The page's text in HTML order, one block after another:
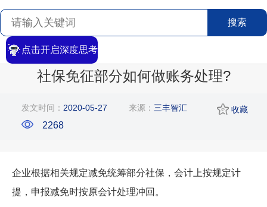
搜索
点击开启深度思考
首页 > 搜索 > 文章详情
社保免征部分如何做账务处理?
发文时间： 2020-05-27 来源： 三丰智汇 收藏
2268
企业根据相关规定减免统筹部分社保，会计上按规定计
提，申报减免时按原会计处理冲回。